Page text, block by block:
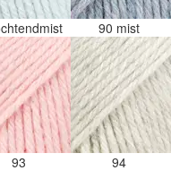
90 mist
93 94